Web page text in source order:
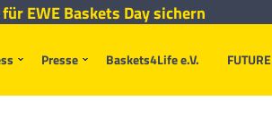
Presse Baskets4Life e.V. FUTURE
EWE Baskets Day sichern